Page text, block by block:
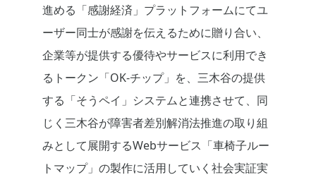
進める「感謝経済」プラットフォームにてユ
ーザー同士が感謝を伝えるために贈り合い、
企業等が提供する優待やサービスに利用でき
るトークン「OK-チップ」を、三木谷の提供
する「そうペイ」システムと連携させて、同
じく三木谷が障害者差別解消法推進の取り組
みとして展開するWebサービス「車椅子ルー
トマップ」の製作に活用していく社会実証実